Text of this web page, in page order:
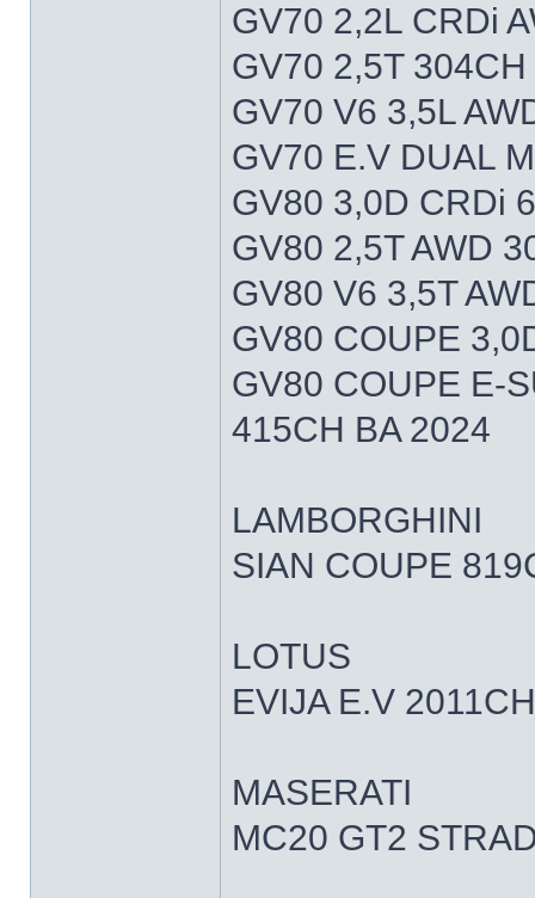
GV70 2,2L CRDi
GV70 2,5T
GV70 V6 3,5L
GV70 E.V DUAL
GV80 3,0D CRDi
GV80 2,5T AWD
GV80 V6 3,5T
GV80 COUPE
GV80 COUPE E-
415CH BA 2024
LAMBORGHINI
SIAN COUPE
LOTUS
EVIJA E.V
MASERATI
MC20 GT2